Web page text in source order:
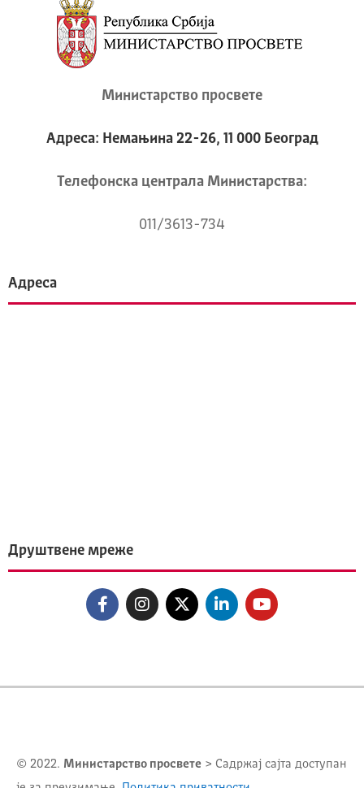
Министарство просвете
Адреса: Немањина 22-26, 11 000 Београд
Телeфонска централа Mинистарства:
011/3613-734
Адреса
Друштвене мреже
© 2022. Министарство просвете > Садржај сајта доступан